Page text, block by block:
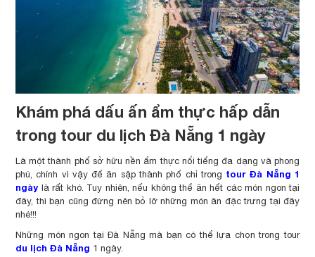
Khám phá dấu ấn ẩm thực hấp dẫn
trong tour du lịch Đà Nẵng 1 ngày
Là một thành phố sở hữu nền ẩm thực nổi tiếng đa dạng và phong
phú, chính vì vậy để ăn sập thành phố chỉ trong tour Đà Nẵng 1
ngày là rất khó. Tuy nhiên, nếu không thể ăn hết các món ngon tại
đây, thì bạn cũng đừng nên bỏ lỡ những món ăn đặc trưng tại đây
nhé!!!
Những món ngon tại Đà Nẵng mà bạn có thể lựa chọn trong tour
du lịch Đà Nẵng 1 ngày.